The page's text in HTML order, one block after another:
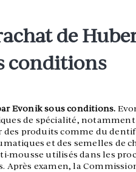
de
conditions
Evonik sous conditions.
de spécialité, notamment
produits comme du
et des semelles de
mousse utilisés dans les
Après examen, la